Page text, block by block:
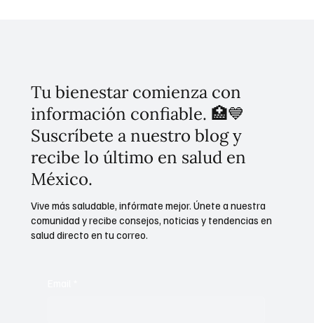
Tu bienestar comienza con
información confiable. 🏥💙
Suscríbete a nuestro blog y
recibe lo último en salud en
México.
Vive más saludable, infórmate mejor. Únete a nuestra
comunidad y recibe consejos, noticias y tendencias en
salud directo en tu correo.